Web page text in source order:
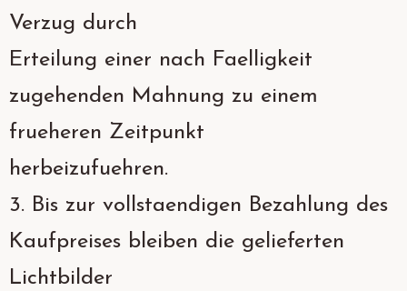
Verzug durch
Erteilung einer nach Faelligkeit
zugehenden Mahnung zu einem
frueheren Zeitpunkt
herbeizufuehren.
3. Bis zur vollstaendigen Bezahlung des
Kaufpreises bleiben die gelieferten
Lichtbilder